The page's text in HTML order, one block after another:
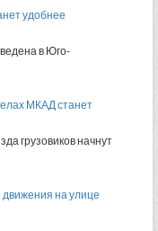
удобнее
в Юго-
МКАД станет
грузовиков начнут
на улице